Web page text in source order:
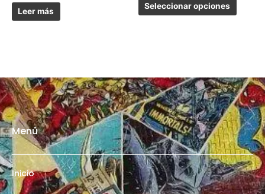
Leer más
Seleccionar opciones
Menú
Inicio